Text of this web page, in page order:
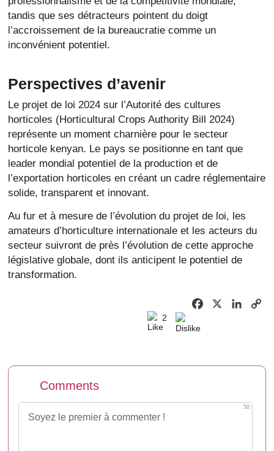
tandis que ses détracteurs pointent du doigt
l’accroissement de la bureaucratie comme un
inconvénient potentiel.
Perspectives d’avenir
Le projet de loi 2024 sur l’Autorité des cultures
horticoles (Horticultural Crops Authority Bill 2024)
représente un moment charnière pour le secteur
horticole kenyan. Le pays se positionne en tant que
leader mondial potentiel de la production et de
l’exportation horticoles en créant un cadre réglementaire
solide, transparent et innovant.
Au fur et à mesure de l’évolution du projet de loi, les
amateurs d’horticulture internationale et les acteurs du
secteur suivront de près l’évolution de cette approche
législative globale, dont ils anticipent le potentiel de
transformation.
Facebook
2
Comments
50